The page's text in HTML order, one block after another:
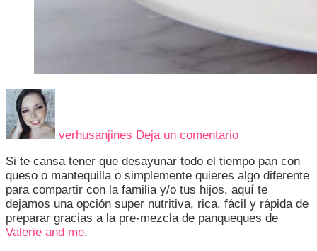
verhusanjines Deja un comentarioFACIL
EN
10
MINUTOS
Si te cansa tener que desayunar todo el tiempo pan con
queso o mantequilla o simplemente quieres algo diferente
para compartir con la familia y/o tus hijos, aquí te
dejamos una opción super nutritiva, rica, fácil y rápida de
preparar gracias a la pre-mezcla de panqueques de
Valerie and me.